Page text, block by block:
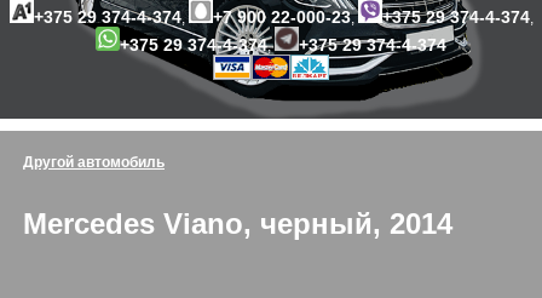
+375 29 374-4-374, +7 900 22-000-23, +375 29 374-4-374,
+375 29 374-4-374, +375 29 374-4-374
Другой автомобиль
Mercedes Viano, черный, 2014